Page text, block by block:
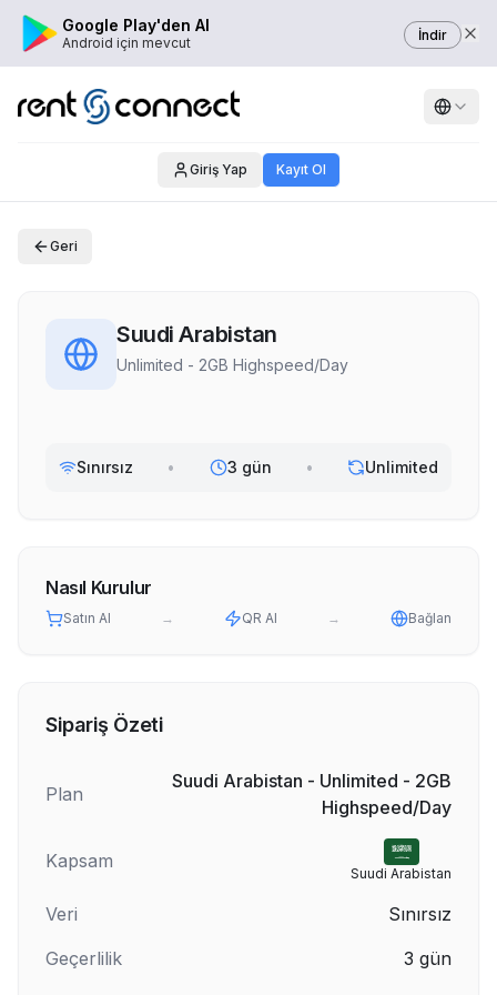
Google Play'den Al
Android için mevcut İndir
Giriş Yap Kayıt Ol
Geri
Suudi Arabistan
Unlimited - 2GB Highspeed/Day
Sınırsız • 3 gün • Unlimited
Nasıl Kurulur
Satın Al → QR Al → Bağlan
Sipariş Özeti
Plan
Suudi Arabistan - Unlimited - 2GB
Highspeed/Day
Kapsam
Suudi Arabistan
Veri
Sınırsız
Geçerlilik
3 gün